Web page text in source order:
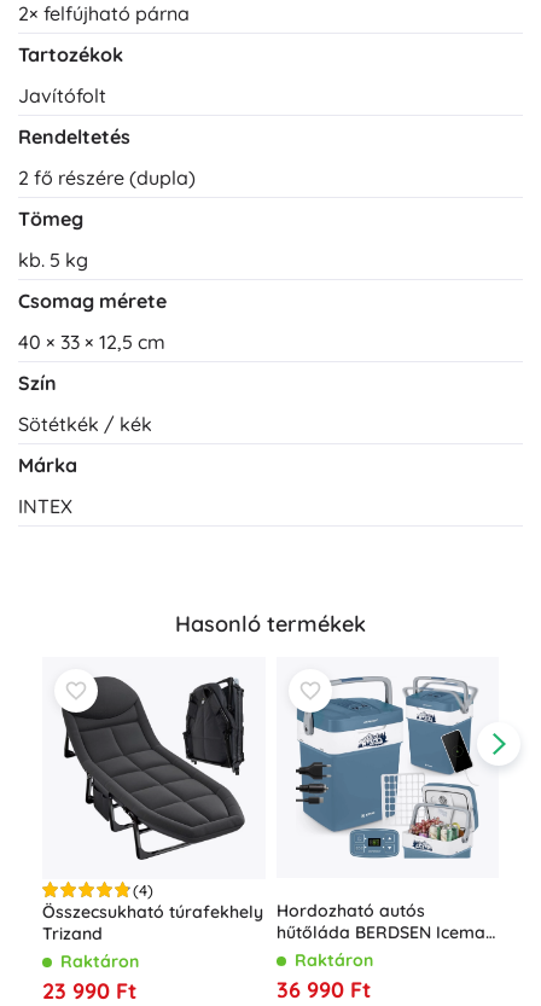
2× felfújható párna
Tartozékok
Javítófolt
Rendeltetés
2 fő részére (dupla)
Tömeg
kb. 5 kg
Csomag mérete
40 × 33 × 12,5 cm
Szín
Sötétkék / kék
Márka
INTEX
Hasonló termékek
(4)
Összecsukható túrafekhely
Trizand
Raktáron
23 990 Ft
Hordozható autós
hűtőláda BERDSEN Icemax
29 l ECO móddal – kék
Raktáron
36 990 Ft